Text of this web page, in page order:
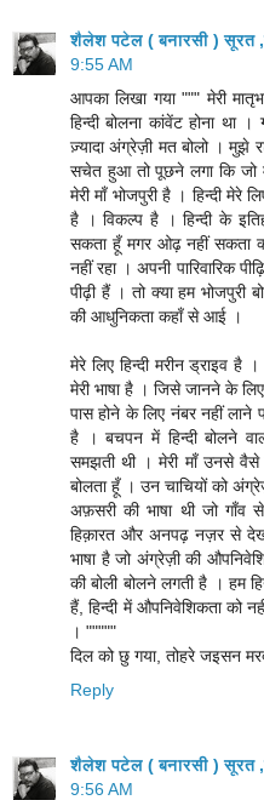
शैलेश पटेल ( बनारसी ) सूरत
9:55 AM
आपका लिखा गया """ मेरी
हिन्दी बोलना कांवेंट होना था
ज़्यादा अंग्रेज़ी मत बोलो । मुझे
सचेत हुआ तो पूछने लगा कि जो
मेरी माँ भोजपुरी है । हिन्दी
है । विकल्प है । हिन्दी के
सकता हूँ मगर ओढ़ नहीं सकता
नहीं रहा । अपनी पारिवारिक
पीढ़ी हैं । तो क्या हम
की आधुनिकता कहाँ से आई ।
मेरे लिए हिन्दी मरीन ड्राइव है
मेरी भाषा है । जिसे जानने के
पास होने के लिए नंबर नहीं लाने
है । बचपन में हिन्दी बोलने
समझती थी । मेरी माँ उनसे वैसे
बोलता हूँ । उन चाचियों को
अफ़सरी की भाषा थी जो गाँव
हिक़ारत और अनपढ़ नज़र से
भाषा है जो अंग्रेज़ी की
की बोली बोलने लगती है । हम
हैं, हिन्दी में औपनिवेशिकता को
। """""
दिल को छु गया, तोहरे जइसन
Reply
शैलेश पटेल ( बनारसी ) सूरत
9:56 AM